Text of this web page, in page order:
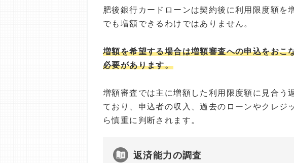
肥後銀行カードローンは契約後に利用限度額を
でも増額できるわけではありません。
増額を希望する場合は増額審査への申込をおこ
必要があります。
増額審査では主に増額した利用限度額に見合う
ており、申込者の収入、過去のローンやクレジ
ら慎重に判断されます。
返済能力の調査